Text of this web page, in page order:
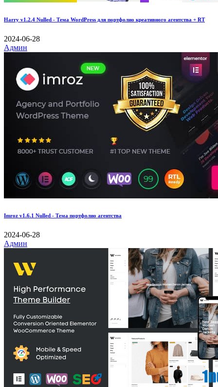
Harry v1.2.4 Nulled - Тема WordPress для портфолио креативного агентства + RT
2024-06-28
Админ
Imroz v1.6.1 Nulled - Тема портфолио агентства
2024-06-28
Админ